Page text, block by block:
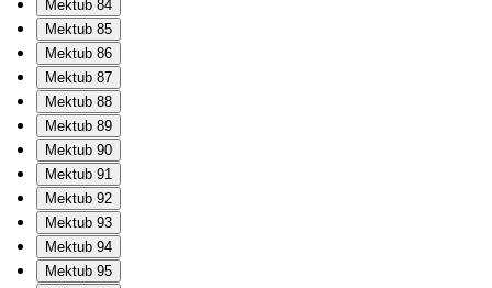
Mektub 84
Mektub 85
Mektub 86
Mektub 87
Mektub 88
Mektub 89
Mektub 90
Mektub 91
Mektub 92
Mektub 93
Mektub 94
Mektub 95